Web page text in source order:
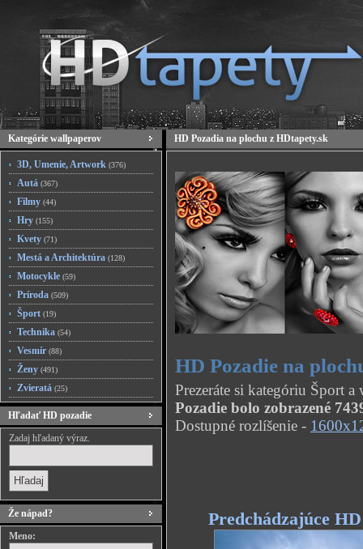
Kategórie wallpaperov
3D, Umenie, Artwork (376)
Autá (367)
Filmy (44)
Hry (155)
Kvety (71)
Mestá a Architektúra (128)
Motocykle (59)
Príroda (509)
Šport (19)
Technika (54)
Vesmír (88)
Ženy (491)
Zvieratá (25)
Hľadať HD pozadie
Zadaj hľadaný výraz.
Že nápad?
Meno:
HD Pozadia na plochu z HDtapety.sk
HD Pozadie na
Prezeráte si kategóriu Šport
Pozadie bolo zobrazené
Dostupné rozlíšenie -
Predchádzajúce